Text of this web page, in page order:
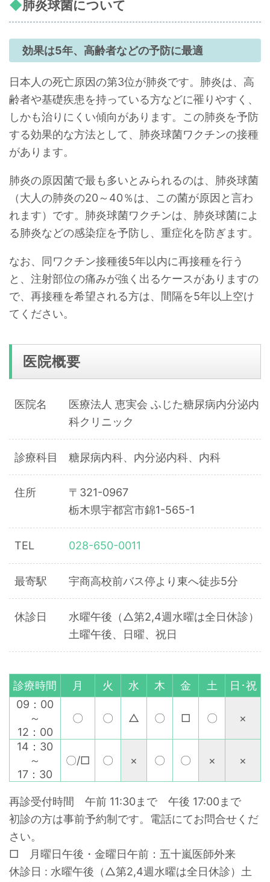
肺炎球菌について
効果は5年、高齢者などの予防に最適
日本人の死亡原因の第3位が肺炎です。肺炎は、高
齢者や基礎疾患を持っている方などに罹りやすく、
しかも治りにくい傾向があります。この肺炎を予防
する効果的な方法として、肺炎球菌ワクチンの接種
があります。
肺炎の原因菌で最も多いとみられるのは、肺炎球菌
（大人の肺炎の20～40％は、この菌が原因と言わ
れます）です。肺炎球菌ワクチンは、肺炎球菌によ
る肺炎などの感染症を予防し、重症化を防ぎます。
なお、同ワクチン接種後5年以内に再接種を行う
と、注射部位の痛みが強く出るケースがありますの
で、再接種を希望される方は、間隔を5年以上空け
てください。
医院概要
医院名
医療法人 恵実会 ふじた糖尿病内分泌内
科クリニック
診療科目 糖尿病内科、内分泌内科、内科
住所
〒321-0967
栃木県宇都宮市錦1-565-1
TEL 028-650-0011
最寄駅 宇商高校前バス停より東へ徒歩5分
休診日
水曜午後（△第2,4週水曜は全日休診）
土曜午後、日曜、祝日
診療時間 月 火 水 木 金 土
日･祝
09：00
～
12：00
〇 〇 △ 〇 □ 〇 ×
14：30
～
17：30
〇/□ 〇 × 〇 〇 × ×
再診受付時間 午前 11:30まで 午後 17:00まで
初診の方は事前予約制です。電話にてお問合せくだ
さい。
□ 月曜日午後・金曜日午前：五十嵐医師外来
休診日 : 水曜午後（△第2,4週水曜は全日休診）土